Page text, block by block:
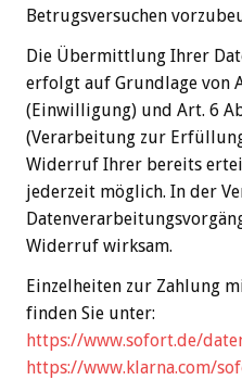
Betrugsversuchen
Die Übermittlung Ihrer
erfolgt auf Grundlage von
(Einwilligung) und Art. 6
(Verarbeitung zur
Widerruf Ihrer bereits
jederzeit möglich. In der
Widerruf wirksam.
Einzelheiten zur Zahlung
finden Sie unter:
https://www.sofort.de/
https://www.klarna.com/